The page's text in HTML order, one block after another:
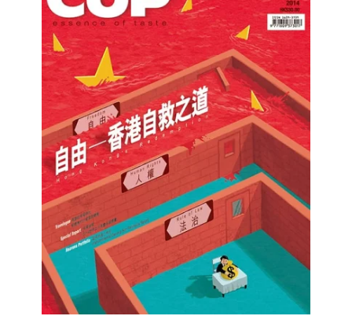
居家生活 3C家電 運動休閒 親子玩具
女裝 男裝 化妝保養 情趣用品
日本購物 電子/紙本書